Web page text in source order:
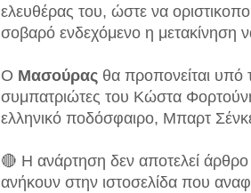
ελευθέρας του, ώστε να
σοβαρό ενδεχόμενο η μετακίνηση
Ο Μασούρας θα προπονείται υπό
συμπατριώτες του Κώστα
ελληνικό ποδόσφαιρο, Μπαρτ
🔴 Η ανάρτηση δεν αποτελεί
ανήκουν στην ιστοσελίδα που